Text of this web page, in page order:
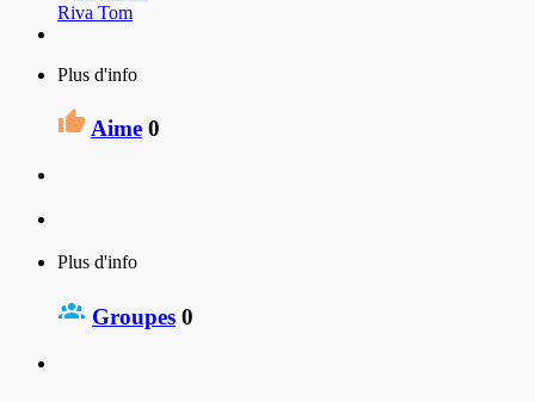
Riva Tom
Plus d'info
Aime 0
Plus d'info
Groupes 0